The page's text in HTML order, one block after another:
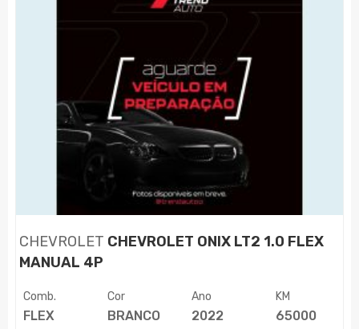
CHEVROLET CHEVROLET ONIX LT2 1.0 FLEX
MANUAL 4P
Comb.
FLEX
Cor
BRANCO
Ano
2022
KM
65000